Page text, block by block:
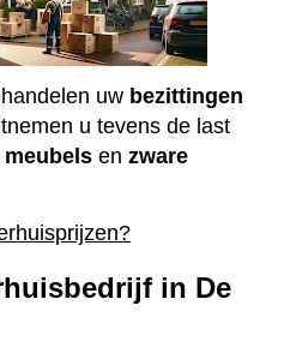
uw bezittingen
u tevens de last
meubels en zware
in De